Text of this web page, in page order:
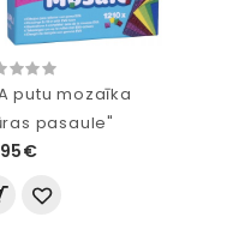
putu mozaīka
pasaule"